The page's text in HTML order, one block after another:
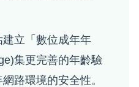
立「數位成年年
集更完善的年齡驗
路環境的安全性。